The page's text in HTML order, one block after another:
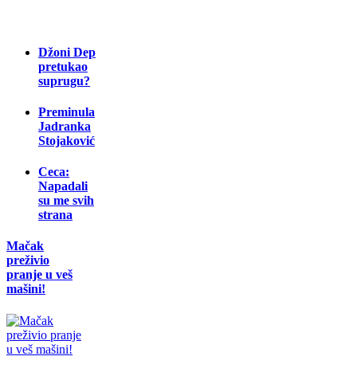
Džoni Dep
pretukao
suprugu?
Preminula
Jadranka
Stojaković
Ceca:
Napadali
su me svih
strana
Mačak
preživio
pranje u veš
mašini!